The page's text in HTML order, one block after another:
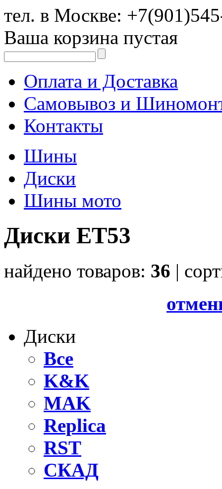
тел. в Москве:
Ваша корзина пустая
Оплата и Доставка
Самовывоз и
Контакты
Шины
Диски
Шины мото
Диски ET53
найдено товаров: 36 |
Диски
Все
K&K
MAK
Replica
RST
СКАД